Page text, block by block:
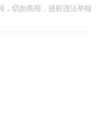
，切勿商用，侵权违法举报